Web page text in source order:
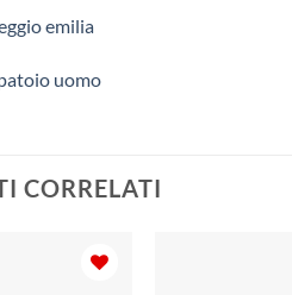
emilia
uomo
CORRELATI